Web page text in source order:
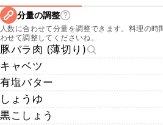
分量の調整
人数に合わせて分量を調整できます。料理の
わせて調整してくださいね。
豚バラ肉 (薄切り)
キャベツ
有塩バター
しょうゆ
黒こしょう